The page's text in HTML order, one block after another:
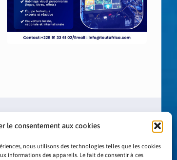
le consentement aux cookies
nous utilisons des technologies telles que les cookies
informations des appareils. Le fait de consentir à ces